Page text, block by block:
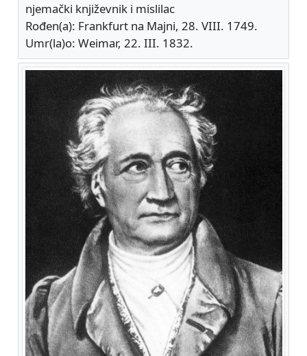
njemački književnik i mislilac
Rođen(a): Frankfurt na Majni, 28. VIII. 1749.
Umr(la)o: Weimar, 22. III. 1832.